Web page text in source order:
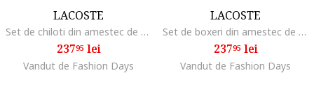
LACOSTE
Set de chiloti din amestec de bumbac cu banda logo in talie - 3 perechi, Negru
23795lei
Vandut de Fashion Days
LACOSTE
Set de boxeri din amestec de bumbac - 3 perechi, Alb/Negru/Gri
23795lei
Vandut de Fashion Days